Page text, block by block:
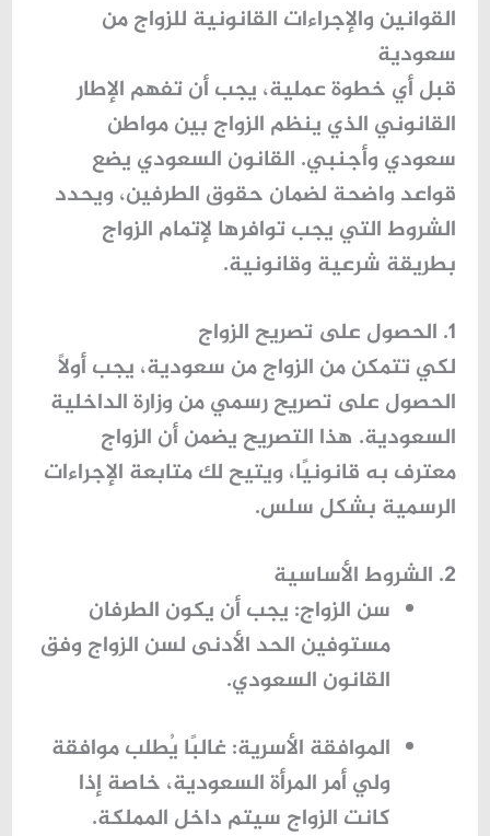
القوانين والإجراءات القانونية للزواج من
سعودية
قبل أي خطوة عملية، يجب أن تفهم الإطار
القانوني الذي ينظم الزواج بين مواطن
سعودي وأجنبي. القانون السعودي يضع
قواعد واضحة لضمان حقوق الطرفين، ويحدد
الشروط التي يجب توافرها لإتمام الزواج
بطريقة شرعية وقانونية.
1. الحصول على تصريح الزواج
لكي تتمكن من الزواج من سعودية، يجب أولًا
الحصول على تصريح رسمي من وزارة الداخلية
السعودية. هذا التصريح يضمن أن الزواج
معترف به قانونيًا، ويتيح لك متابعة الإجراءات
الرسمية بشكل سلس.
2. الشروط الأساسية
سن الزواج: يجب أن يكون الطرفان
مستوفين الحد الأدنى لسن الزواج وفق
القانون السعودي.
الموافقة الأسرية: غالبًا يُطلب موافقة
ولي أمر المرأة السعودية، خاصة إذا
كانت الزواج سيتم داخل المملكة.